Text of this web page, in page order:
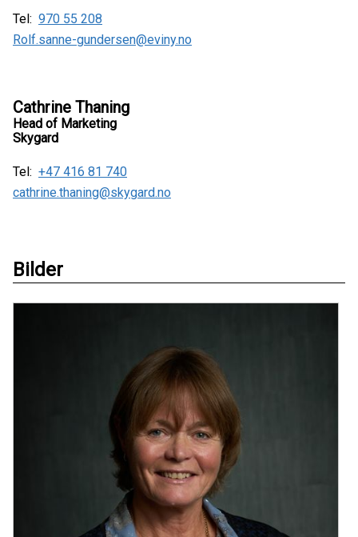
Tel: 970 55 208
Rolf.sanne-gundersen@eviny.no
Cathrine Thaning
Head of Marketing
Skygard
Tel: +47 416 81 740
cathrine.thaning@skygard.no
Bilder